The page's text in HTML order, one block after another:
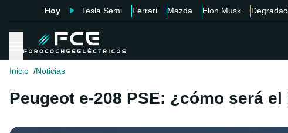
Hoy Tesla Semi Ferrari Mazda Elon Musk
Inicio Noticias
Peugeot e-208 PSE: ¿cómo será